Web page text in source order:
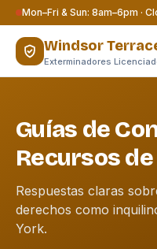
Saltar al contenido
Mon–Fri & Sun: 8am–6pm ·
Windsor
Exterminadores
Guías de
Recursos de
Respuestas claras
derechos como
York.